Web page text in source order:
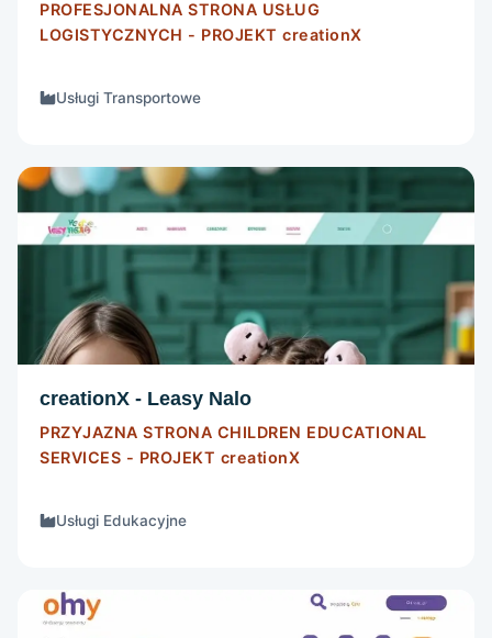
PROFESJONALNA STRONA USŁUG
LOGISTYCZNYCH - PROJEKT creationX
Usługi Transportowe
STRONA INTERNETOWA
creationX - Leasy Nalo
PRZYJAZNA STRONA CHILDREN EDUCATIONAL
SERVICES - PROJEKT creationX
Usługi Edukacyjne